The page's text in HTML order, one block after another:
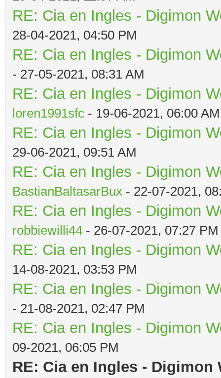
RE: Cia en Ingles - Digimon
28-04-2021, 04:50 PM
RE: Cia en Ingles - Digimon
- 27-05-2021, 08:31 AM
RE: Cia en Ingles - Digimon
loren1991sfc - 19-06-2021, 06:00 AM
RE: Cia en Ingles - Digimon
29-06-2021, 09:51 AM
RE: Cia en Ingles - Digimon
BastianBaltasarBux - 22-07-2021,
RE: Cia en Ingles - Digimon
robbiewilli44 - 26-07-2021, 07:27 PM
RE: Cia en Ingles - Digimon
14-08-2021, 03:53 PM
RE: Cia en Ingles - Digimon
- 21-08-2021, 02:47 PM
RE: Cia en Ingles - Digimon
09-2021, 06:05 PM
RE: Cia en Ingles - Digimon